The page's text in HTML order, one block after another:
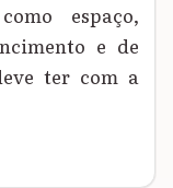
espaço,
e de
ter com a